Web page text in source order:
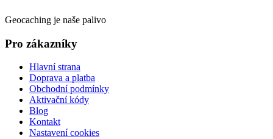
Geocaching je naše palivo
Pro zákazníky
Hlavní strana
Doprava a platba
Obchodní podmínky
Aktivační kódy
Blog
Kontakt
Nastavení cookies